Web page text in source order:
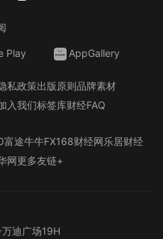
Play AppGallery
私政策出版原则品牌素材
入我们标签库财经FAQ
富途牛牛FX168财经网乐居财经
网更多友链+
迪广场19H